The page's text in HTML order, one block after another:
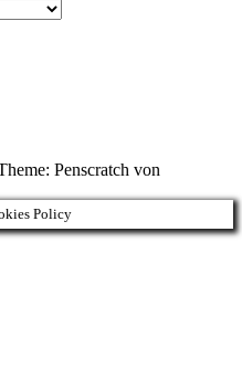
Penscratch von
Policy